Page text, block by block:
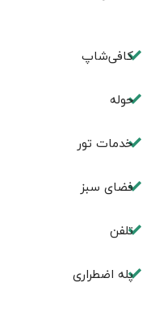
کافی‌شاپ
حوله
خدمات تور
فضای سبز
تلفن
پله اضطراری